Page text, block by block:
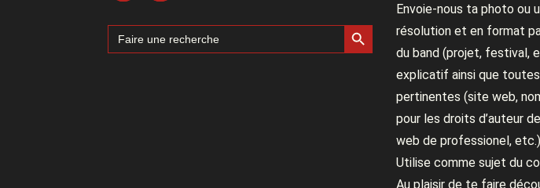
Search
for:
Search Button
Envoie-nous ta photo ou
résolution et en format
du band (projet, festival,
explicatif ainsi que
pertinentes (site web,
pour les droits d’auteur
web de professionel,
Utilise comme sujet du
Au plaisir de te faire